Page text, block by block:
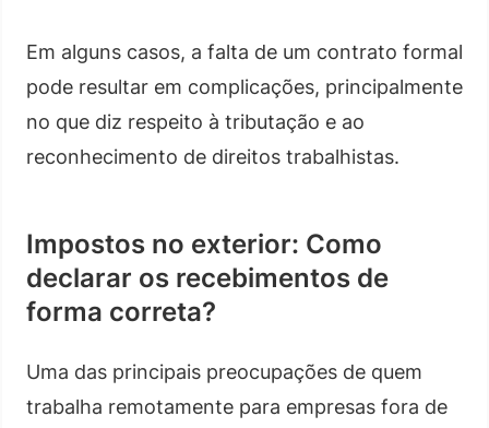
Em alguns casos, a falta de um contrato formal
pode resultar em complicações, principalmente
no que diz respeito à tributação e ao
reconhecimento de direitos trabalhistas.
Impostos no exterior: Como
declarar os recebimentos de
forma correta?
Uma das principais preocupações de quem
trabalha remotamente para empresas fora de